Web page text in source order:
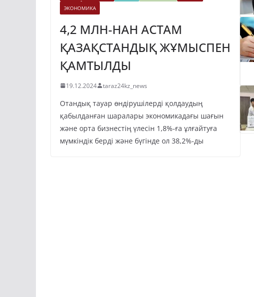
ЭКОНОМИКА
4,2 МЛН-НАН АСТАМ
ҚАЗАҚСТАНДЫҚ ЖҰМЫСПЕН
ҚАМТЫЛДЫ
19.12.2024 taraz24kz_news
Отандық тауар өндірушілерді қолдаудың
қабылданған шаралары экономикадағы шағын
және орта бизнестің үлесін 1,8%-ға ұлғайтуға
мүмкіндік берді және бүгінде ол 38,2%-ды